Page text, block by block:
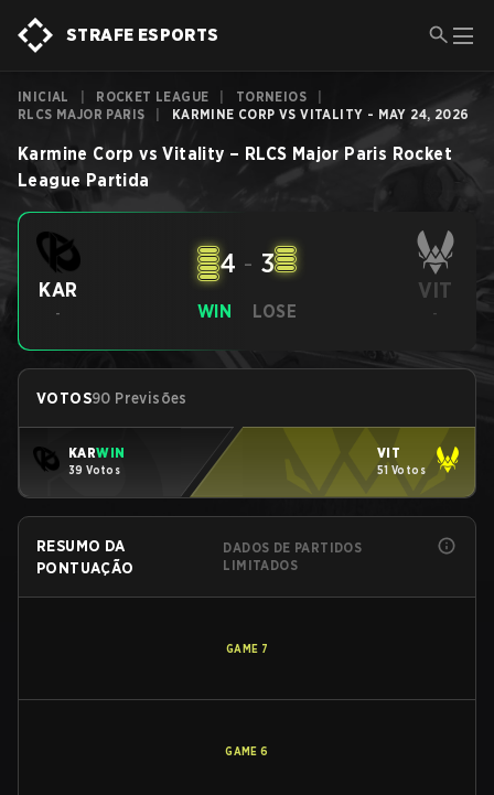
STRAFE ESPORTS
INICIAL ROCKET LEAGUE TORNEIOS
RLCS MAJOR PARIS
KARMINE CORP VS VITALITY - MAY 24, 2026
Karmine Corp vs Vitality – RLCS Major Paris Rocket
League Partida
KAR
- WIN
4 - 3
LOSE
VIT
-
VOTOS90 Previsões
KARWIN
39 Votos
VIT
51 Votos
RESUMO DA
PONTUAÇÃO
DADOS DE PARTIDOS
LIMITADOS
GAME 7
GAME 6